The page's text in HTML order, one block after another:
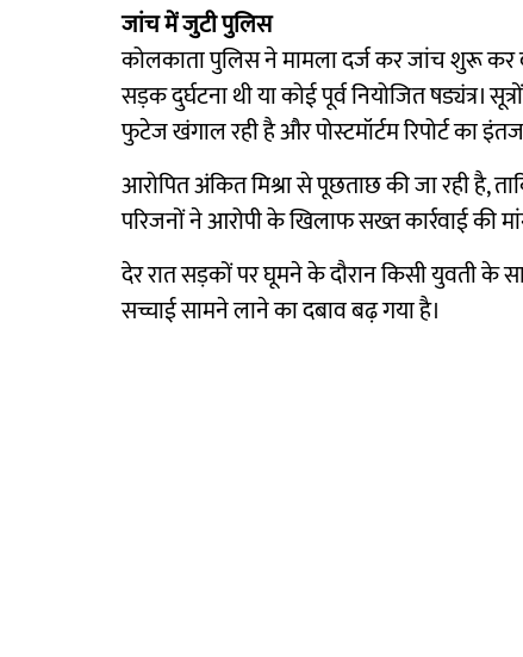
जांच में जुटी पुलिस
कोलकाता पुलिस ने मामला दर्ज कर जांच शुरू
सड़क दुर्घटना थी या कोई पूर्व नियोजित षड्यंत्र।
फुटेज खंगाल रही है और पोस्टमॉर्टम रिपोर्ट का
आरोपित अंकित मिश्रा से पूछताछ की जा रही है,
परिजनों ने आरोपी के खिलाफ सख्त कार्रवाई की
देर रात सड़कों पर घूमने के दौरान किसी युवती के
सच्चाई सामने लाने का दबाव बढ़ गया है।